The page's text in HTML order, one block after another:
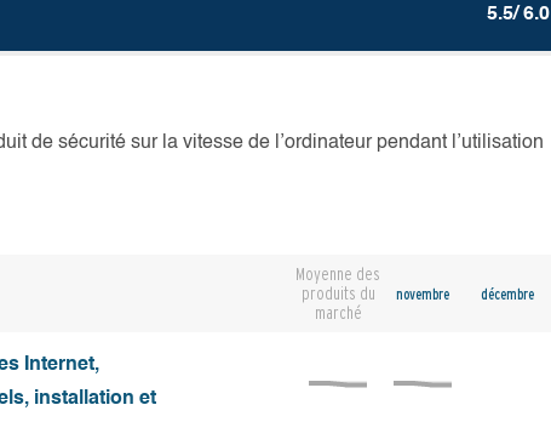
5.5/ 6.0
de sécurité sur la vitesse de l’ordinateur pendant l’utilisation
Moyenne des
produits du
marché
novembre décembre
Internet,
installation et